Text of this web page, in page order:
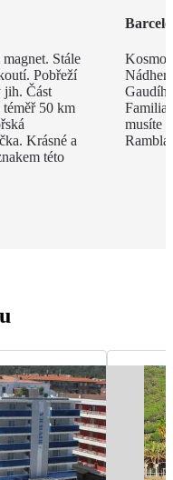
Stále
Pobřeží
jih. Část
50 km
Krásné a
této
Familia
musíte